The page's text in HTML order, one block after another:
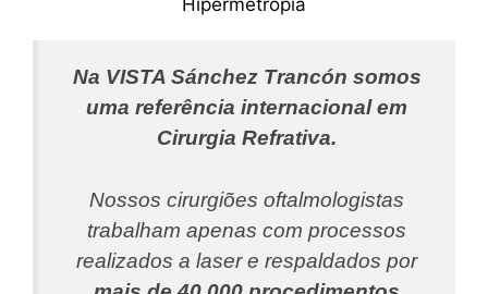
Na VISTA Sánchez Trancón somos
uma referência internacional em
Cirurgia Refrativa.
Nossos cirurgiões oftalmologistas
trabalham apenas com processos
realizados a laser e respaldados por